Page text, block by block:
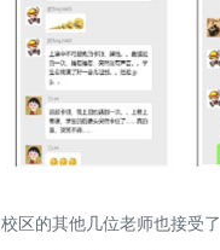
校区的其他几位老师也接受了